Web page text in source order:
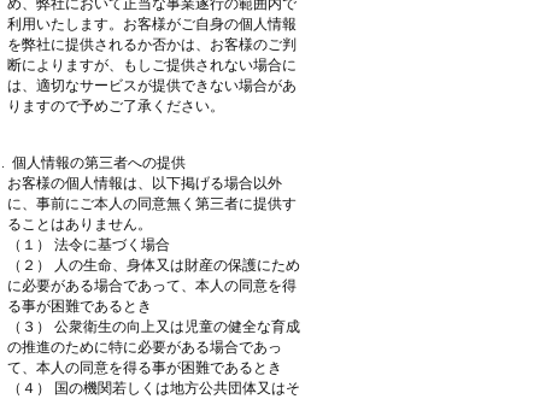
め、弊社において正当な事業遂行の範囲内で
利用いたします。お客様がご自身の個人情報
を弊社に提供されるか否かは、お客様のご判
断によりますが、もしご提供されない場合に
は、適切なサービスが提供できない場合があ
りますので予めご了承ください。
個人情報の第三者への提供
お客様の個人情報は、以下掲げる場合以外
に、事前にご本人の同意無く第三者に提供す
ることはありません。
（１） 法令に基づく場合
（２） 人の生命、身体又は財産の保護にため
に必要がある場合であって、本人の同意を得
る事が困難であるとき
（３） 公衆衛生の向上又は児童の健全な育成
の推進のために特に必要がある場合であっ
て、本人の同意を得る事が困難であるとき
（４） 国の機関若しくは地方公共団体又はそ